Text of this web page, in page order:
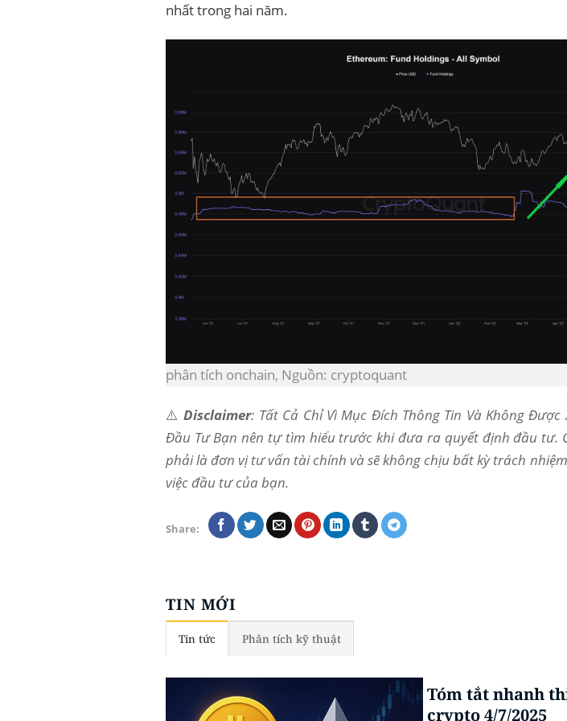
nhất trong hai năm.
phân tích onchain, Nguồn: cryptoquant
⚠️Disclaimer: Tất Cả Chỉ Vì Mục Đích Thông Tin Và Không Được
Đầu Tư Bạn nên tự tìm hiểu trước khi đưa ra quyết định đầu tư.
phải là đơn vị tư vấn tài chính và sẽ không chịu bất kỳ trách
việc đầu tư của bạn.
Share:
TIN MỚI
Tin tức Phân tích kỹ thuật
Tóm tắt nhanh
crypto 4/7/2025